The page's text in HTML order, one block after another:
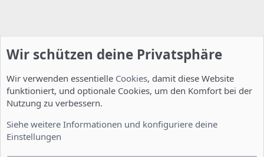
Wir schützen deine Privatsphäre
Wir verwenden essentielle Cookies, damit diese Website
funktioniert, und optionale Cookies, um den Komfort bei der
Nutzung zu verbessern.
Siehe weitere Informationen und konfiguriere deine
Einstellungen